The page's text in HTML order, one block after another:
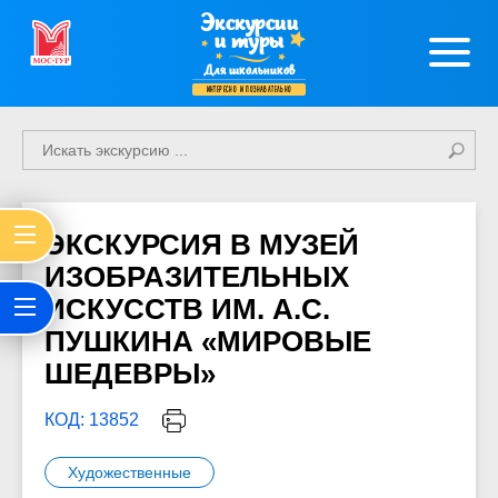
Экскурсии
и туры
Для школьников
интересно и познавательно
ЭКСКУРСИЯ В МУЗЕЙ
ИЗОБРАЗИТЕЛЬНЫХ
ИСКУССТВ ИМ. А.С.
ПУШКИНА «МИРОВЫЕ
ШЕДЕВРЫ»
КОД: 13852
Художественные